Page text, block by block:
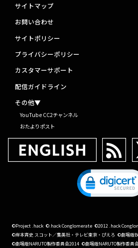
サイトマップ
お問い合わせ
サイトポリシー
プライバシーポリシー
カスタマーサポート
配信ガイドライン
その他▼
YouTube CC2チャンネル
おたよりポスト
©Project .hack ©.hack Conglomerate ©2012 .hack
©岸本斉史 スコット／集英社・テレビ東京・ぴえろ ©劇場版
©劇場版NARUTO製作委員会2014 ©劇場版NARUTO製作委員